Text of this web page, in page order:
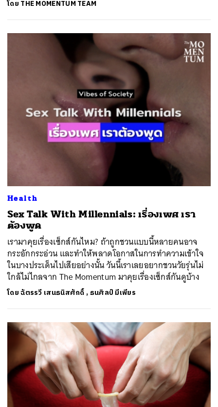
โดย THE MOMENTUM TEAM
Health
Sex Talk With Millennials: เรื่องเพศ เรา
ต้องพูด
เรามาคุยเรื่องเซ็กส์กันไหม? ถ้าถูกชวนแบบนี้หลายคนอาจ
กระอักกระอ่วน และทำให้พลาดโอกาสในการทำความเข้าใจ
ในบางประเด็นไปเสียอย่างนั้น วันนี้เราเลยอยากชวนวัยรุ่นไม่
ใกล้ไม่ไกลจาก The Momentum มาคุยเรื่องเซ็กส์กันดูบ้าง
โดยฉัตรรวี เสนธนิสศักดิ์ , ธนศิลป์ มีเพียร
EMAIL